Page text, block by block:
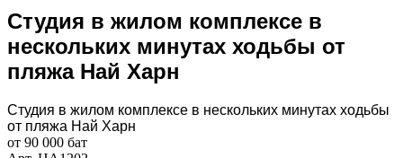
Студия в жилом комплексе в
нескольких минутах ходьбы от
пляжа Най Харн
Студия в жилом комплексе в нескольких минутах ходьбы
от пляжа Най Харн
от 90 000 бат